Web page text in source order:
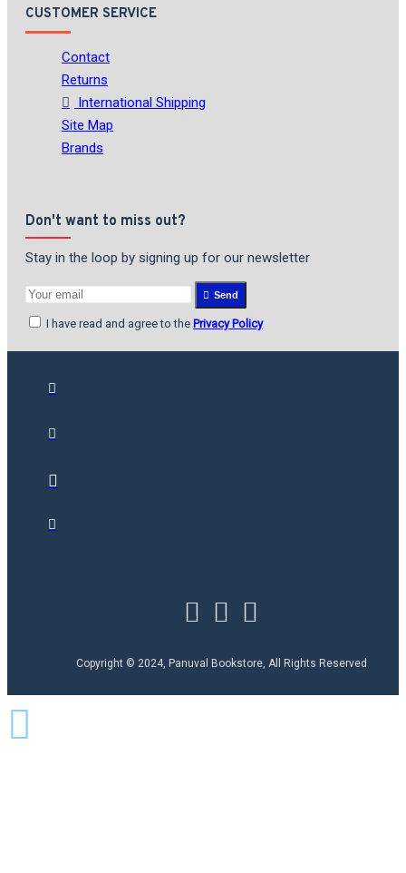
CUSTOMER SERVICE
Contact
Returns
International Shipping
Site Map
Brands
Don't want to miss out?
Stay in the loop by signing up for our newsletter
Send
I have read and agree to the Privacy Policy
Copyright © 2024, Panuval Bookstore, All Rights Reserved